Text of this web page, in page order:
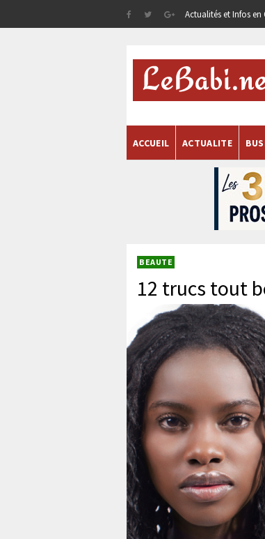
Actualités et Infos
ACCUEIL ACTUALITE
BEAUTE
12 trucs tout